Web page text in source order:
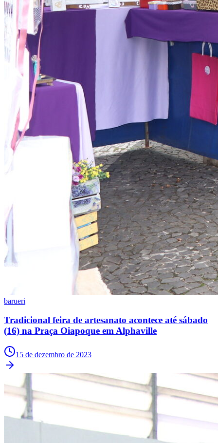
Fluminense
barueri
Tradicional feira de artesanato acontece até sábado
(16) na Praça Oiapoque em Alphaville
15 de dezembro de 2023